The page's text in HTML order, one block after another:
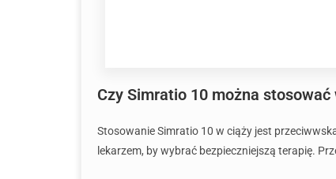
Czy Simratio 10 można
Stosowanie Simratio 10 w ciąży jest
lekarzem, by wybrać bezpieczniejszą terapię.